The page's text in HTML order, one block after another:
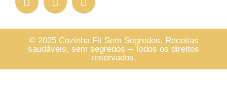
© 2025 Cozinha Fit Sem Segredos. Receitas
saudáveis, sem segredos – Todos os direitos
reservados.